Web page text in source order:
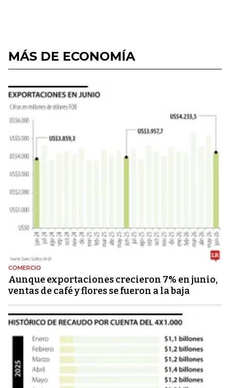
MÁS DE ECONOMÍA
COMERCIO
Aunque exportaciones crecieron 7% en junio,
ventas de café y flores se fueron a la baja